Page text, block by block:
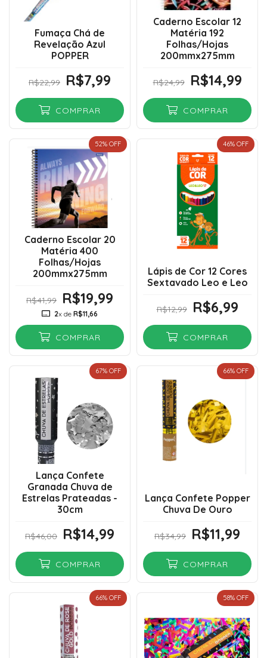
Fumaça Chá de
Revelação Azul
POPPER
R$22,99 R$7,99
COMPRAR
Caderno Escolar 12
Matéria 192
Folhas/Hojas
200mmx275mm
R$24,99 R$14,99
COMPRAR
52% OFF
Caderno Escolar 20
Matéria 400
Folhas/Hojas
200mmx275mm
R$41,99 R$19,99
2x de R$11,66
COMPRAR
46% OFF
Lápis de Cor 12 Cores
Sextavado Leo e Leo
R$12,99 R$6,99
COMPRAR
67% OFF
Lança Confete
Granada Chuva de
Estrelas Prateadas -
30cm
R$46,00 R$14,99
COMPRAR
66% OFF
Lança Confete Popper
Chuva De Ouro
R$34,99 R$11,99
COMPRAR
66% OFF 58% OFF